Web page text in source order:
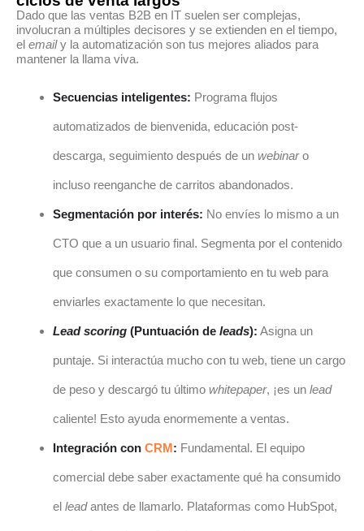
Dado que las ventas B2B en IT suelen ser complejas,
involucran a múltiples decisores y se extienden en el tiempo,
el emaily la automatización son tus mejores aliados para
mantener la llama viva.
Secuencias inteligentes: Programa flujos
automatizados de bienvenida, educación post-
descarga, seguimiento después de un webinaro
incluso reenganche de carritos abandonados.
Segmentación por interés: No envíes lo mismo a un
CTO que a un usuario final. Segmenta por el contenido
que consumen o su comportamiento en tu web para
enviarles exactamente lo que necesitan.
Lead scoring (Puntuación de leads): Asigna un
puntaje. Si interactúa mucho con tu web, tiene un cargo
de peso y descargó tu último whitepaper, ¡es un lead
caliente! Esto ayuda enormemente a ventas.
Integración con CRM: Fundamental. El equipo
comercial debe saber exactamente qué ha consumido
el leadantes de llamarlo. Plataformas como HubSpot,